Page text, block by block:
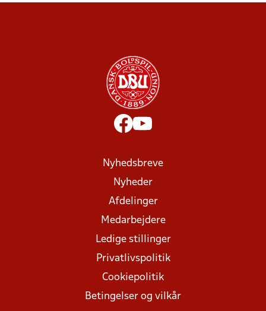
Nyhedsbreve
Nyheder
Afdelinger
Medarbejdere
Ledige stillinger
Privatlivspolitik
Cookiepolitik
Betingelser og vilkår